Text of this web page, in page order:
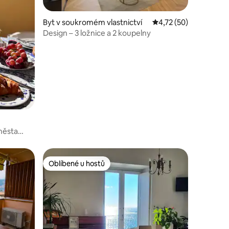
Byt v soukromém vlastnictví Průměrné hodnocení
4,72 (50)
Design – 3 ložnice a 2 koupelny
Oblíbené u hostů
Oblíbené u hostů